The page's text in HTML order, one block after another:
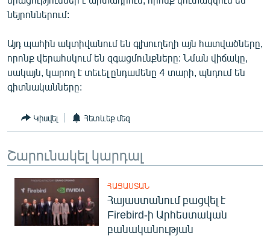
ԿՈՐՈՆԱՎԻՐՈՒՍ
ԱՐԽԻՎ
ՏԵՍԱՆՅՈՒԹԵՐ
ԲԱՆԱՎԵՃ
Հայերեն
English
Русский
նեյրոններում:
Այդ պահին ակտիվանում են գլխուղեղի այն հատվածները,
որոնք վերահսկում են զգացմունքները: Նման վիճակը,
սակայն, կարող է տեւել ընդամենը 4 տարի, պնդում են
գիտնականները:
Կիսվել Հետևեք մեզ
Շարունակել կարդալ
ՀԱՅԱՍՏԱՆ
Հայաստանում բացվել է
Firebird-ի Արհեստական
բանականության